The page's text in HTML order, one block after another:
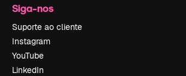
Siga-nos
Suporte ao cliente
Instagram
YouTube
LinkedIn